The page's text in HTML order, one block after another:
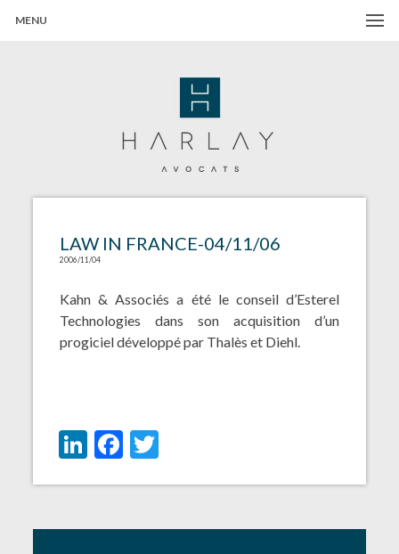
MENU
LAW IN FRANCE-04/11/06
2006/11/04
Kahn & Associés a été le conseil d’Esterel
Technologies dans son acquisition d’un
progiciel développé par Thalès et Diehl.
LinkedIn
Facebook
Twitter